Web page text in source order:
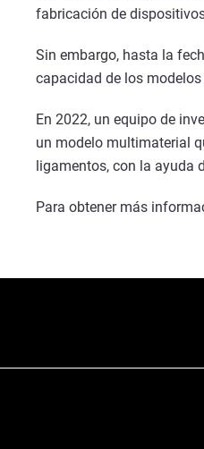
fabricación de
Sin embargo, hasta la
capacidad de los
En 2022, un equipo de
un modelo multimaterial
ligamentos, con la ayuda
Para obtener más